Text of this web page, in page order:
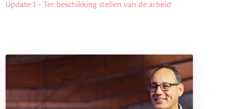
Update 1 - Ter beschikking stellen van de arbeid